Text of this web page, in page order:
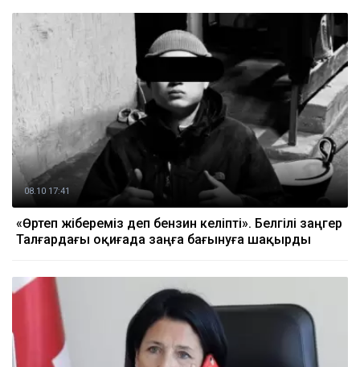
08.10 17:41
«Өртеп жібереміз деп бензин әкеліпті». Белгілі заңгер
Талғардағы оқиғада заңға бағынуға шақырды